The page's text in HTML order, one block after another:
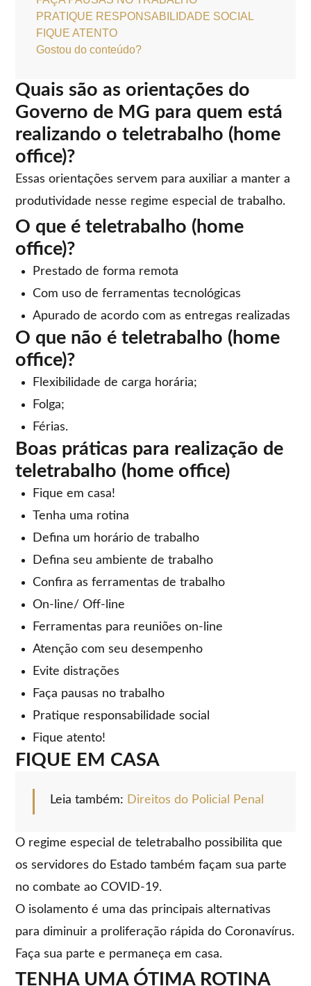
PRATIQUE RESPONSABILIDADE SOCIAL
FIQUE ATENTO
Gostou do conteúdo?
Quais são as orientações do
Governo de MG para quem está
realizando o teletrabalho (home
office)?
Essas orientações servem para auxiliar a manter a
produtividade nesse regime especial de trabalho.
O que é teletrabalho (home
office)?
Prestado de forma remota
Com uso de ferramentas tecnológicas
Apurado de acordo com as entregas realizadas
O que não é teletrabalho (home
office)?
Flexibilidade de carga horária;
Folga;
Férias.
Boas práticas para realização de
teletrabalho (home office)
Fique em casa!
Tenha uma rotina
Defina um horário de trabalho
Defina seu ambiente de trabalho
Confira as ferramentas de trabalho
On-line/ Off-line
Ferramentas para reuniões on-line
Atenção com seu desempenho
Evite distrações
Faça pausas no trabalho
Pratique responsabilidade social
Fique atento!
FIQUE EM CASA
Leia também: Direitos do Policial Penal
O regime especial de teletrabalho possibilita que
os servidores do Estado também façam sua parte
no combate ao COVID-19.
O isolamento é uma das principais alternativas
para diminuir a proliferação rápida do Coronavírus.
Faça sua parte e permaneça em casa.
TENHA UMA ÓTIMA ROTINA